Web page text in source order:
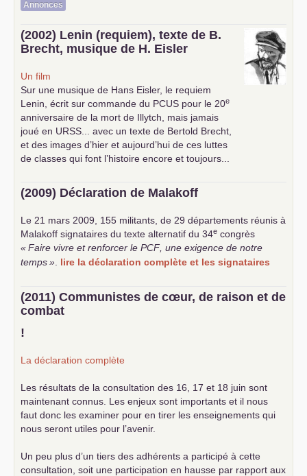
Annonces
(2002) Lenin (requiem), texte de B.
Brecht, musique de H. Eisler
Un film
Sur une musique de Hans Eisler, le requiem
Lenin, écrit sur commande du PCUS pour le 20e
anniversaire de la mort de Illytch, mais jamais
joué en URSS ... avec un texte de Bertold Brecht,
et des images d’hier et aujourd’hui de ces luttes
de classes qui font l’histoire encore et toujours...
(2009) Déclaration de Malakoff
Le 21 mars 2009, 155 militants, de 29 départements réunis à
Malakoff signataires du texte alternatif du 34e congrès
«Faire vivre et renforcer le PCF , une exigence de notre
temps» lire la déclaration complète et les signataires
(2011) Communistes de cœur, de raison et de
combat
!
La déclaration complète
Les résultats de la consultation des 16, 17 et 18 juin sont
maintenant connus. Les enjeux sont importants et il nous
faut donc les examiner pour en tirer les enseignements qui
nous seront utiles pour l’avenir.
Un peu plus d’un tiers des adhérents a participé à cette
consultation, soit une participation en hausse par rapport aux